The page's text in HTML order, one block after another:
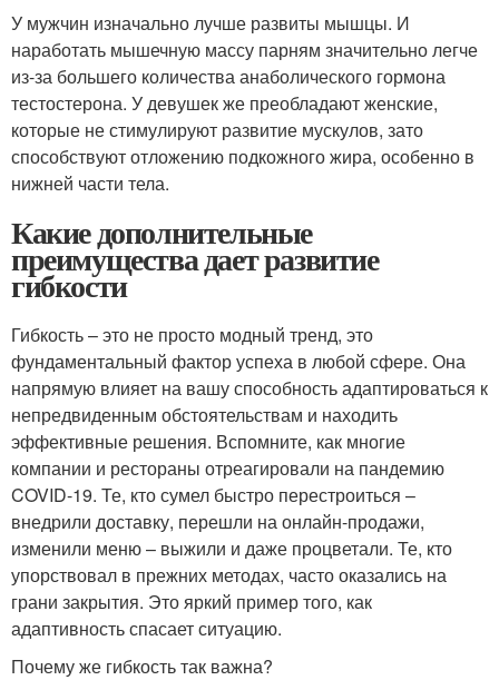
У мужчин изначально лучше развиты мышцы. И
наработать мышечную массу парням значительно легче
из-за большего количества анаболического гормона
тестостерона. У девушек же преобладают женские,
которые не стимулируют развитие мускулов, зато
способствуют отложению подкожного жира, особенно в
нижней части тела.
Какие дополнительные
преимущества дает развитие
гибкости
Гибкость – это не просто модный тренд, это
фундаментальный фактор успеха в любой сфере. Она
напрямую влияет на вашу способность адаптироваться к
непредвиденным обстоятельствам и находить
эффективные решения. Вспомните, как многие
компании и рестораны отреагировали на пандемию
COVID-19. Те, кто сумел быстро перестроиться –
внедрили доставку, перешли на онлайн-продажи,
изменили меню – выжили и даже процветали. Те, кто
упорствовал в прежних методах, часто оказались на
грани закрытия. Это яркий пример того, как
адаптивность спасает ситуацию.
Почему же гибкость так важна?